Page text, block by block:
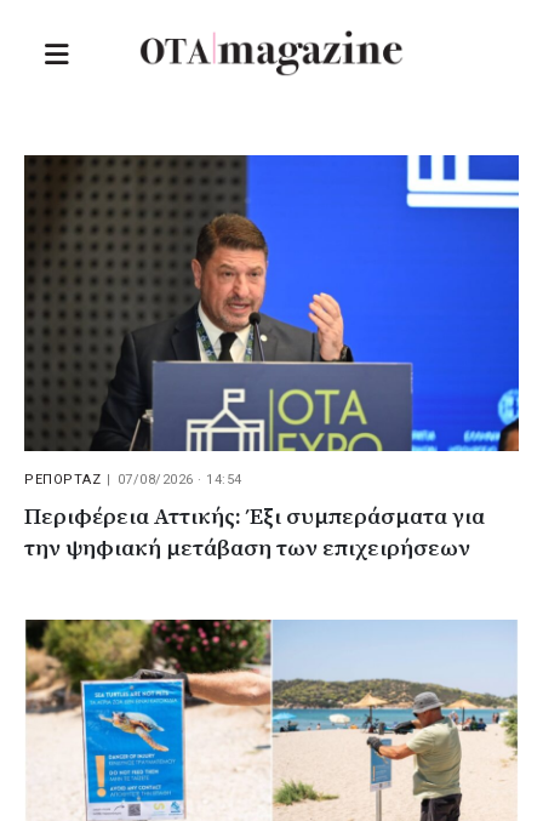
ΡΕΠΟΡΤΑΖ 07/08/2026 · 14:54
Περιφέρεια Αττικής: Έξι συμπεράσματα για
την ψηφιακή μετάβαση των επιχειρήσεων